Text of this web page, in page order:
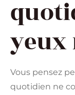
yeux
Vous pensez
quotidien ne